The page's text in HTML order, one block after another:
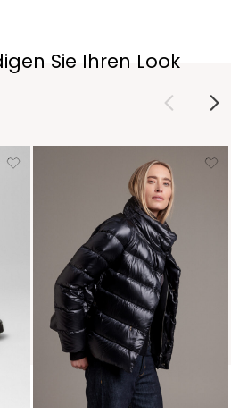
Sie Ihren Look